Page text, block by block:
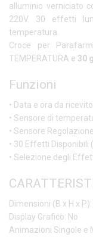
alluminio verniciato
220V. 30 effetti
temperatura.
Croce per
TEMPERATURA e 30
Funzioni
• Data e ora da
• Sensore di
• Sensore
• 30 Effetti Disponibili
• Selezione degli
Dimensioni (B x H x
Display Grafico: No
Animazioni Singole e